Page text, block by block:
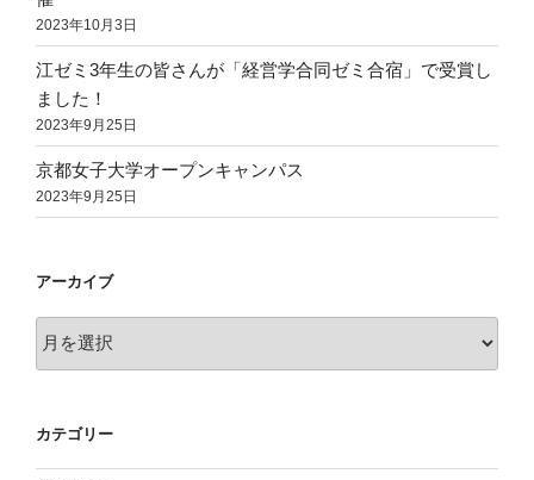
2023年10月3日
江ゼミ3年生の皆さんが「経営学合同ゼミ合宿」で受賞し
ました！
2023年9月25日
京都女子大学オープンキャンパス
2023年9月25日
アーカイブ
ー
ブ
カテゴリー